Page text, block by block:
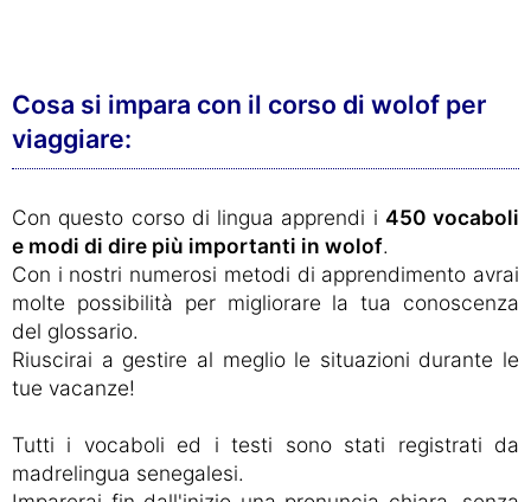
Cosa si impara con il corso di wolof per
viaggiare:
Con questo corso di lingua apprendi i 450 vocaboli
e modi di dire più importanti in wolof.
Con i nostri numerosi metodi di apprendimento avrai
molte possibilità per migliorare la tua conoscenza
del glossario.
Riuscirai a gestire al meglio le situazioni durante le
tue vacanze!
Tutti i vocaboli ed i testi sono stati registrati da
madrelingua senegalesi.